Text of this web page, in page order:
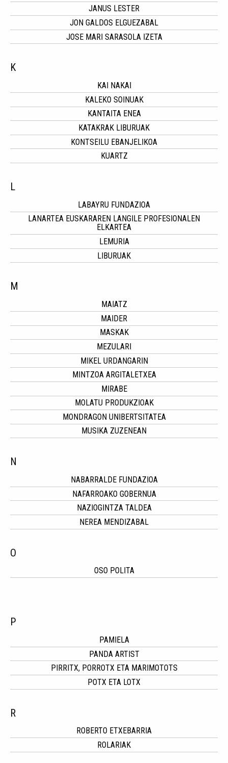
JANUS LESTER
JON GALDOS ELGUEZABAL
JOSE MARI SARASOLA IZETA
K
KAI NAKAI
KALEKO SOINUAK
KANTAITA ENEA
KATAKRAK LIBURUAK
KONTSEILU EBANJELIKOA
KUARTZ
L
LABAYRU FUNDAZIOA
LANARTEA EUSKARAREN LANGILE PROFESIONALEN
ELKARTEA
LEMURIA
LIBURUAK
M
MAIATZ
MAIDER
MASKAK
MEZULARI
MIKEL URDANGARIN
MINTZOA ARGITALETXEA
MIRABE
MOLATU PRODUKZIOAK
MONDRAGON UNIBERTSITATEA
MUSIKA ZUZENEAN
N
NABARRALDE FUNDAZIOA
NAFARROAKO GOBERNUA
NAZIOGINTZA TALDEA
NEREA MENDIZABAL
O
OSO POLITA
P
PAMIELA
PANDA ARTIST
PIRRITX, PORROTX ETA MARIMOTOTS
POTX ETA LOTX
R
ROBERTO ETXEBARRIA
ROLARIAK